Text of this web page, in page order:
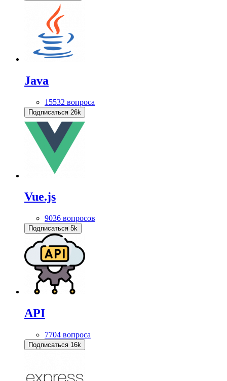
Java
15532 вопроса
Подписаться 26k
Vue.js
9036 вопросов
Подписаться 5k
API
7704 вопроса
Подписаться 16k